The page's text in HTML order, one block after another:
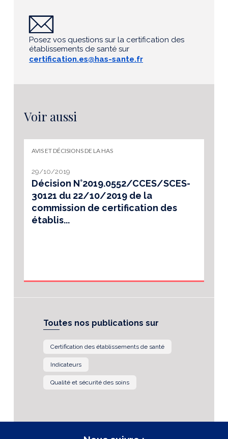
Posez vos questions sur la certification des
établissements de santé sur
certification.es@has-sante.fr
Voir aussi
AVIS ET DÉCISIONS DE LA HAS
29/10/2019
Décision N°2019.0552/CCES/SCES-
30121 du 22/10/2019 de la
commission de certification des
établis...
Toutes nos publications sur
Certification des établissements de santé
Indicateurs
Qualité et sécurité des soins